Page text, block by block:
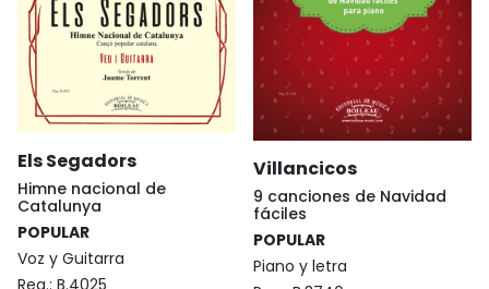
Els Segadors
Himne nacional de
Catalunya
POPULAR
Voz y Guitarra
Reg.: B.4025
Villancicos
9 canciones de Navidad
fáciles
POPULAR
Piano y letra